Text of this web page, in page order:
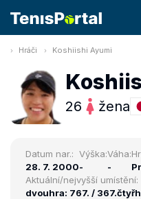
Hráči Koshiishi Ayumi
26 žena
Datum nar.:
28. 7. 2000
Výška:
-
Váha:
-
Aktuální/nejvyšší umístění:
dvouhra: 767. / 367.